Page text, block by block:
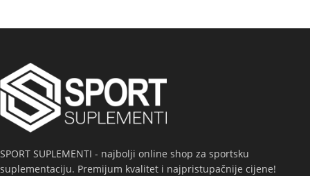
SPORT SUPLEMENTI - najbolji online shop za sportsku
suplementaciju. Premijum kvalitet i najpristupačnije cijene!